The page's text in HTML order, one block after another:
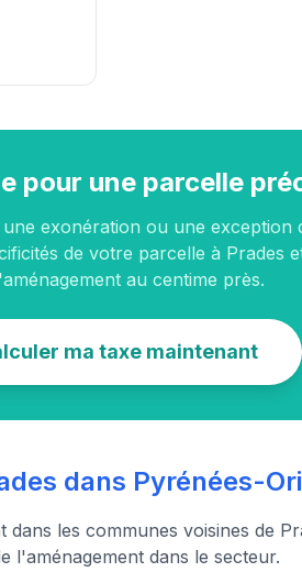
pour une parcelle
exonération ou une exception
de votre parcelle à Prades
au centime près.
ma taxe maintenant
dans Pyrénées-
les communes voisines de
l'aménagement dans le secteur.